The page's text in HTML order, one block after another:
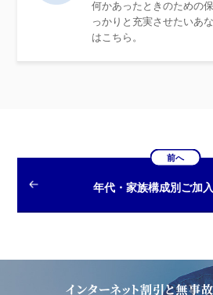
何かあったときのための
っかりと充実させたいあ
はこちら。
前へ
年代・家族構成別ご加